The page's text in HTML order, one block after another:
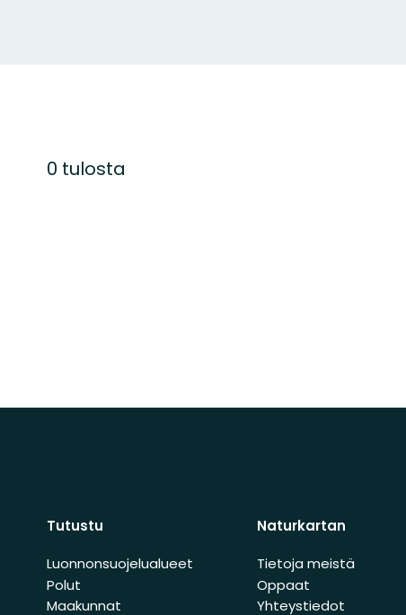
0 tulosta
Tutustu
Luonnonsuojelualueet
Polut
Maakunnat
Naturkartan
Tietoja meistä
Oppaat
Yhteystiedot